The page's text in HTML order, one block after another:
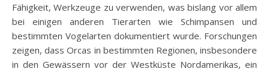
Fähigkeit, Werkzeuge zu verwenden, was bislang vor allem
bei einigen anderen Tierarten wie Schimpansen und
bestimmten Vogelarten dokumentiert wurde. Forschungen
zeigen, dass Orcas in bestimmten Regionen, insbesondere
in den Gewässern vor der Westküste Nordamerikas, ein